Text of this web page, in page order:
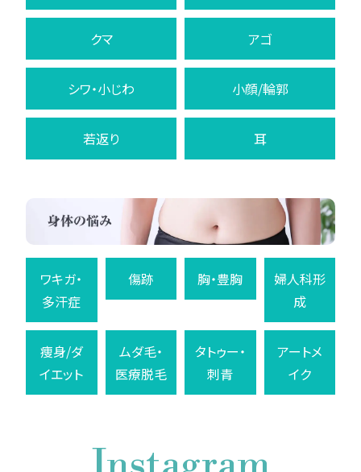
クマ アゴ
シワ・小じわ 小顔/輪郭
若返り 耳
ワキガ・
多汗症
傷跡 胸・豊胸
婦人科形
成
痩身/ダ
イエット
ムダ毛・
医療脱毛
タトゥー・
刺青
アートメ
イク